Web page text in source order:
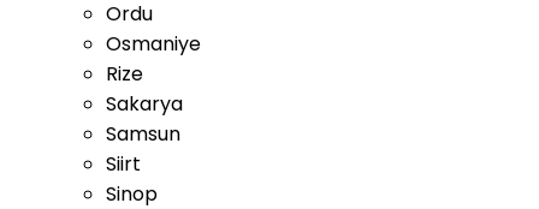
Ordu
Osmaniye
Rize
Sakarya
Samsun
Siirt
Sinop